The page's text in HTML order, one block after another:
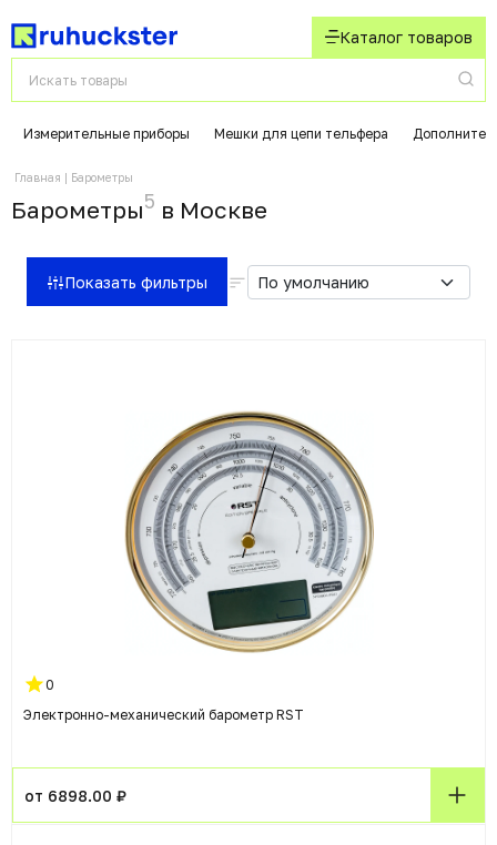
Каталог товаров
Измерительные приборы Мешки для цепи тельфера
Главная Барометры
Барометры5 в Москвe
Показать фильтры
0
Электронно-механический барометр RST
от 6898.00 ₽